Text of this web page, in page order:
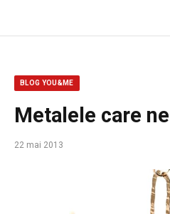
BLOG YOU&ME
Metalele care
22 mai 2013